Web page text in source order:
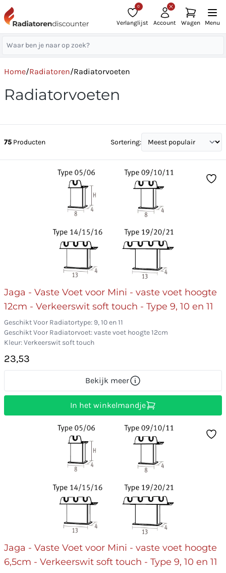
0
Verlanglijst Account Wagen Menu
Home/Radiatoren/Radiatorvoeten
Radiatorvoeten
75 Producten Sortering:
Jaga - Vaste Voet voor Mini - vaste voet hoogte
12cm - Verkeerswit soft touch - Type 9, 10 en 11
Geschikt Voor Radiatortype: 9, 10 en 11
Geschikt Voor Radiatorvoet: vaste voet hoogte 12cm
Kleur: Verkeerswit soft touch
23,53
Bekijk meer
In het winkelmandje
Jaga - Vaste Voet voor Mini - vaste voet hoogte
6,5cm - Verkeerswit soft touch - Type 9, 10 en 11